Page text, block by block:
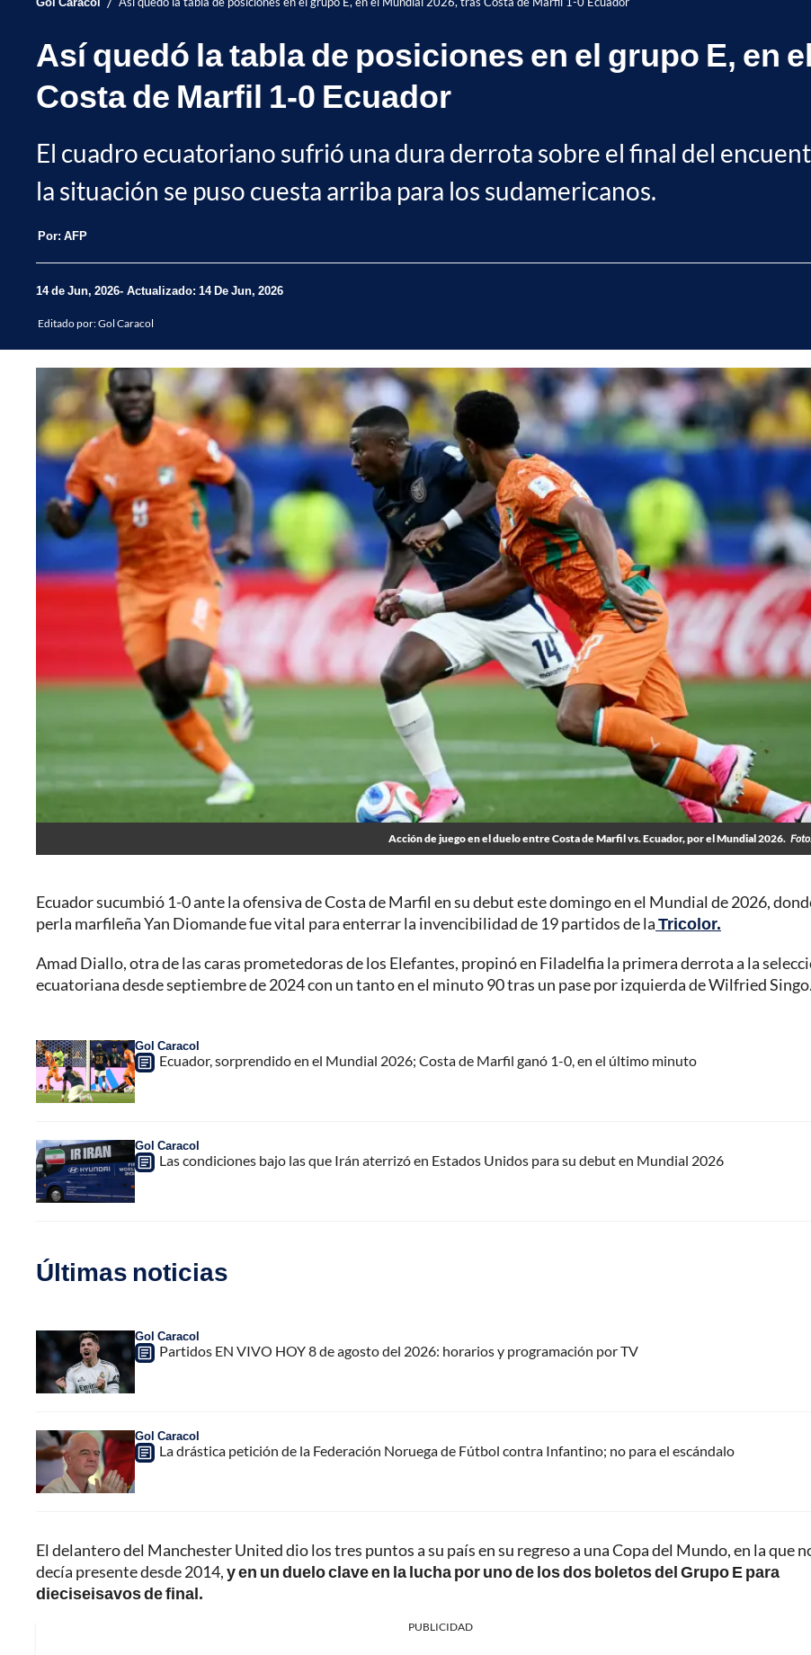
Así quedó la tabla de posiciones en el grupo E, en
Costa de Marfil 1-0 Ecuador
El cuadro ecuatoriano sufrió una dura derrota sobre el final del
la situación se puso cuesta arriba para los sudamericanos.
Por: AFP
14 de Jun, 2026 Actualizado: 14 De Jun, 2026
Editado por:Gol Caracol
Acción de juego en el duelo entre Costa de Marfil vs. Ecuador, por el Mundial 2026.
Ecuador sucumbió 1-0 ante la ofensiva de Costa de Marfil en su debut este domingo en el Mundial de 2026,
perla marfileña Yan Diomande fue vital para enterrar la invencibilidad de 19 partidos de laTricolor.
Amad Diallo, otra de las caras prometedoras de los Elefantes, propinó en Filadelfia la primera derrota a la
ecuatoriana desde septiembre de 2024 con un tanto en el minuto 90 tras un pase por izquierda de Wilfried Singo.
Gol Caracol
Ecuador, sorprendido en el Mundial 2026; Costa de Marfil ganó 1-0, en el último minuto
Gol Caracol
Las condiciones bajo las que Irán aterrizó en Estados Unidos para su debut en Mundial 2026
Últimas noticias
Gol Caracol
Partidos EN VIVO HOY 8 de agosto del 2026: horarios y programación por TV
Gol Caracol
La drástica petición de la Federación Noruega de Fútbol contra Infantino; no para el escándalo
El delantero del Manchester United dio los tres puntos a su país en su regreso a una Copa del Mundo, en la que
decía presente desde 2014,y en un duelo clave en la lucha por uno de los dos boletos del Grupo E para
dieciseisavos de final.
PUBLICIDAD